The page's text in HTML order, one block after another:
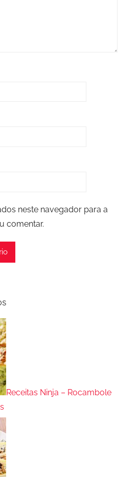
neste navegador para a
comentar.
Receitas Ninja – Rocambole